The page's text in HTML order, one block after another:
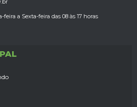
a Sexta-feira das 08 às 17 horas